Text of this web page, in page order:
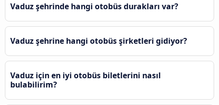
Vaduz şehrinde hangi otobüs durakları var?
Vaduz şehrine hangi otobüs şirketleri gidiyor?
Vaduz için en iyi otobüs biletlerini nasıl
bulabilirim?